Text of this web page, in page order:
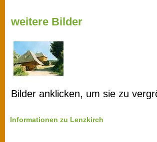
weitere Bilder
Bilder anklicken, um sie zu
Informationen zu Lenzkirch